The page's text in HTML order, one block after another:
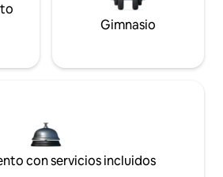
Gimnasio
con servicios incluidos